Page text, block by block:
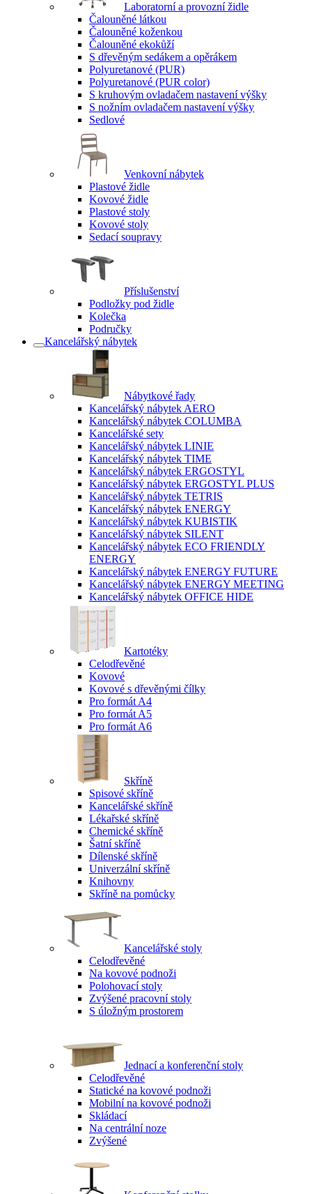
Laboratorní a provozní židle
Čalouněné látkou
Čalouněné koženkou
Čalouněné ekokůží
S dřevěným sedákem a opěrákem
Polyuretanové (PUR)
Polyuretanové (PUR color)
S kruhovým ovladačem nastavení výšky
S nožním ovladačem nastavení výšky
Sedlové
Venkovní nábytek
Plastové židle
Kovové židle
Plastové stoly
Kovové stoly
Sedací soupravy
Příslušenství
Podložky pod židle
Kolečka
Područky
Kancelářský nábytek
Nábytkové řady
Kancelářský nábytek AERO
Kancelářský nábytek COLUMBA
Kancelářské sety
Kancelářský nábytek LINIE
Kancelářský nábytek TIME
Kancelářský nábytek ERGOSTYL
Kancelářský nábytek ERGOSTYL PLUS
Kancelářský nábytek TETRIS
Kancelářský nábytek ENERGY
Kancelářský nábytek KUBISTIK
Kancelářský nábytek SILENT
Kancelářský nábytek ECO FRIENDLY
ENERGY
Kancelářský nábytek ENERGY FUTURE
Kancelářský nábytek ENERGY MEETING
Kancelářský nábytek OFFICE HIDE
Kartotéky
Celodřevěné
Kovové
Kovové s dřevěnými čílky
Pro formát A4
Pro formát A5
Pro formát A6
Skříně
Spisové skříně
Kancelářské skříně
Lékařské skříně
Chemické skříně
Šatní skříně
Dílenské skříně
Univerzální skříně
Knihovny
Skříně na pomůcky
Kancelářské stoly
Celodřevěné
Na kovové podnoži
Polohovací stoly
Zvýšené pracovní stoly
S úložným prostorem
Jednací a konferenční stoly
Celodřevěné
Statické na kovové podnoži
Mobilní na kovové podnoži
Skládací
Na centrální noze
Zvýšené